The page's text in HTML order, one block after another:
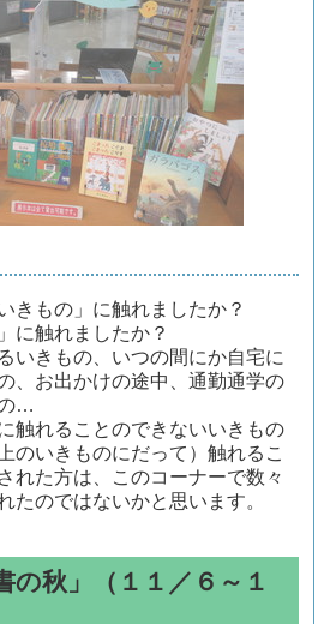
きもの」に触れましたか？
に触れましたか？
いきもの、いつの間にか自宅に
、お出かけの途中、通勤通学の
…
触れることのできないいきもの
のいきものにだって）触れるこ
れた方は、このコーナーで数々
たのではないかと思います。
の秋」（１１／６～１